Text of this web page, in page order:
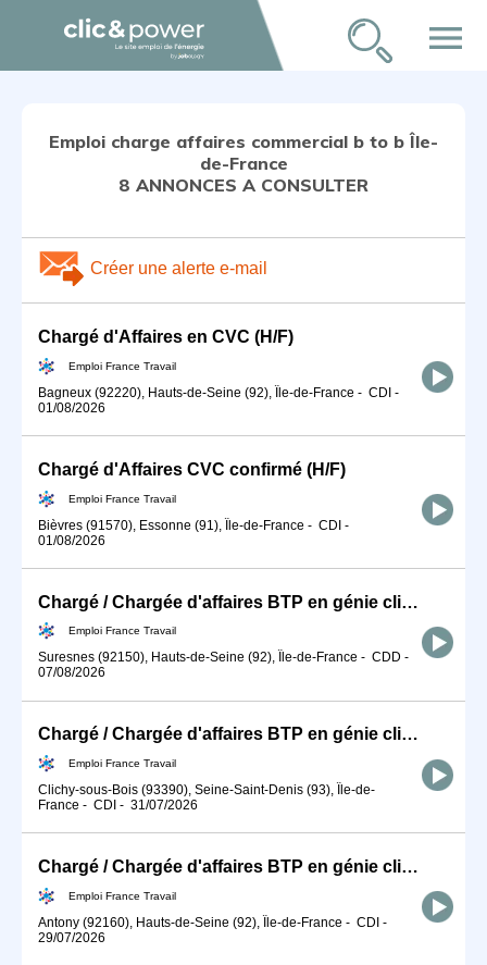
menu
Emploi charge affaires commercial b to b Île-
de-France
8 ANNONCES A CONSULTER
Créer une alerte e-mail
Chargé d'Affaires en CVC (H/F)
Emploi France Travail
Bagneux (92220), Hauts-de-Seine (92), Île-de-France - CDI -
01/08/2026
Chargé d'Affaires CVC confirmé (H/F)
Emploi France Travail
Bièvres (91570), Essonne (91), Île-de-France - CDI -
01/08/2026
Chargé / Chargée d'affaires BTP en génie climatique et énergétiqu (H/F)
Emploi France Travail
Suresnes (92150), Hauts-de-Seine (92), Île-de-France - CDD -
07/08/2026
Chargé / Chargée d'affaires BTP en génie climatique et énergétiqu (H/F)
Emploi France Travail
Clichy-sous-Bois (93390), Seine-Saint-Denis (93), Île-de-
France - CDI - 31/07/2026
Chargé / Chargée d'affaires BTP en génie climatique et énergétiqu (H/F)
Emploi France Travail
Antony (92160), Hauts-de-Seine (92), Île-de-France - CDI -
29/07/2026